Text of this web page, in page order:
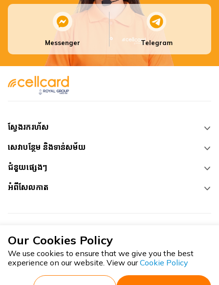
Messenger Telegram
ស្វែងរករហ័ស
សេវាបន្ថែម និងទាន់សម័យ
ជំនួយផ្សេងៗ
អំពីសែលកាត
រក្សាសិទ្ធិគ្រប់យ៉ាង ©2026
លក្ខខណ្ឌ និងការអនុវត្ត
គោលការឯកជនភាព
Our Cookies Policy
We use cookies to ensure that we give you the best
experience on our website. View our Cookie Policy